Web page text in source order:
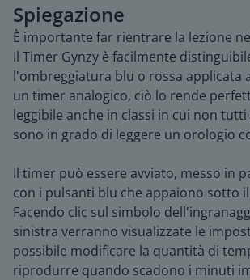
Spiegazione
È importante far rientrare la lezione
Il Timer Gynzy è facilmente
l'ombreggiatura blu o rossa applicata
un timer analogico, ciò lo rende
leggibile anche in classi in cui non
sono in grado di leggere un orologio
Il timer può essere avviato, messo in
con i pulsanti blu che appaiono sotto
Facendo clic sul simbolo
sinistra verranno visualizzate le
possibile modificare la quantità di
riprodurre quando scadono i minuti